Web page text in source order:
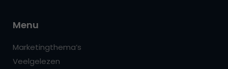
Menu
Marketingthema’s
Veelgelezen